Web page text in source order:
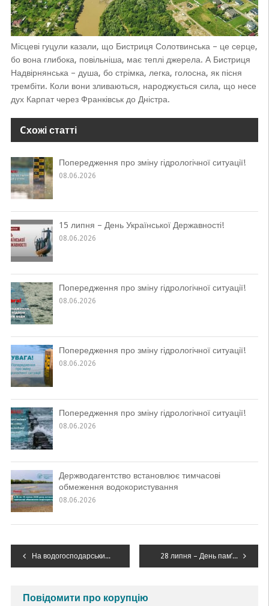
Місцеві гуцули казали, що Бистриця Солотвинська – це серце,
бо вона глибока, повільніша, має теплі джерела. А Бистриця
Надвірнянська – душа, бо стрімка, легка, голосна, як пісня
трембіти. Коли вони зливаються, народжується сила, що несе
дух Карпат через Франківськ до Дністра.
Cхожі статті
Попередження про зміну гідрологічної ситуації!
08.06.2026
15 липня – День Української Державності!
08.06.2026
Попередження про зміну гідрологічної ситуації!
08.06.2026
Попередження про зміну гідрологічної ситуації!
08.06.2026
Попередження про зміну гідрологічної ситуації!
08.06.2026
Держводагентство встановлює тимчасові
обмеження водокористування
08.06.2026
Навігація
На водогосподарських об’єктах Дністровського БУВР проводяться ремонтно-експлуатаційні роботи 28 липня – День пам’яті полеглих або закатованих у полоні
Повідомити про корупцію